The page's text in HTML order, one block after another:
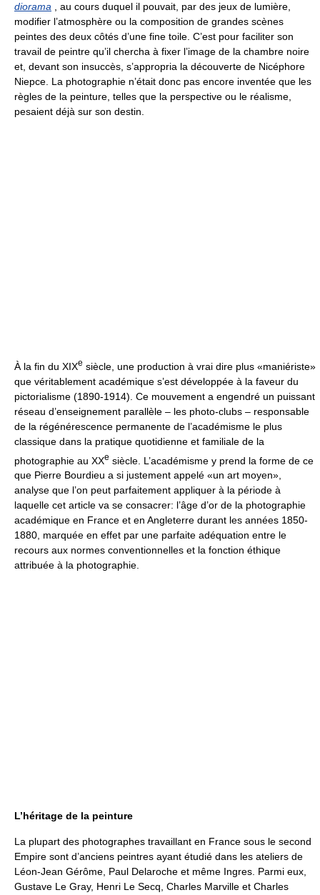
diorama , au cours duquel il pouvait, par des jeux de lumière,
modifier l’atmosphère ou la composition de grandes scènes
peintes des deux côtés d’une fine toile. C’est pour faciliter son
travail de peintre qu’il chercha à fixer l’image de la chambre noire
et, devant son insuccès, s’appropria la découverte de Nicéphore
Niepce. La photographie n’était donc pas encore inventée que les
règles de la peinture, telles que la perspective ou le réalisme,
pesaient déjà sur son destin.
À la fin du XIXe siècle, une production à vrai dire plus «maniériste»
que véritablement académique s’est développée à la faveur du
pictorialisme (1890-1914). Ce mouvement a engendré un puissant
réseau d’enseignement parallèle – les photo-clubs – responsable
de la régénérescence permanente de l’académisme le plus
classique dans la pratique quotidienne et familiale de la
photographie au XXe siècle. L’académisme y prend la forme de ce
que Pierre Bourdieu a si justement appelé «un art moyen»,
analyse que l’on peut parfaitement appliquer à la période à
laquelle cet article va se consacrer: l’âge d’or de la photographie
académique en France et en Angleterre durant les années 1850-
1880, marquée en effet par une parfaite adéquation entre le
recours aux normes conventionnelles et la fonction éthique
attribuée à la photographie.
L’héritage de la peinture
La plupart des photographes travaillant en France sous le second
Empire sont d’anciens peintres ayant étudié dans les ateliers de
Léon-Jean Gérôme, Paul Delaroche et même Ingres. Parmi eux,
Gustave Le Gray, Henri Le Secq, Charles Marville et Charles